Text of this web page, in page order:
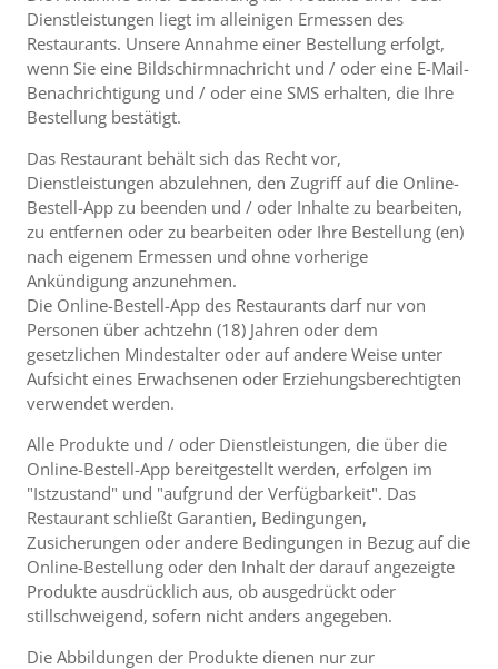
Dienstleistungen liegt im alleinigen Ermessen des
Restaurants. Unsere Annahme einer Bestellung erfolgt,
wenn Sie eine Bildschirmnachricht und / oder eine E-Mail-
Benachrichtigung und / oder eine SMS erhalten, die Ihre
Bestellung bestätigt.
Das Restaurant behält sich das Recht vor,
Dienstleistungen abzulehnen, den Zugriff auf die Online-
Bestell-App zu beenden und / oder Inhalte zu bearbeiten,
zu entfernen oder zu bearbeiten oder Ihre Bestellung (en)
nach eigenem Ermessen und ohne vorherige
Ankündigung anzunehmen.
Die Online-Bestell-App des Restaurants darf nur von
Personen über achtzehn (18) Jahren oder dem
gesetzlichen Mindestalter oder auf andere Weise unter
Aufsicht eines Erwachsenen oder Erziehungsberechtigten
verwendet werden.
Alle Produkte und / oder Dienstleistungen, die über die
Online-Bestell-App bereitgestellt werden, erfolgen im
"Istzustand" und "aufgrund der Verfügbarkeit". Das
Restaurant schließt Garantien, Bedingungen,
Zusicherungen oder andere Bedingungen in Bezug auf die
Online-Bestellung oder den Inhalt der darauf angezeigte
Produkte ausdrücklich aus, ob ausgedrückt oder
stillschweigend, sofern nicht anders angegeben.
Die Abbildungen der Produkte dienen nur zur